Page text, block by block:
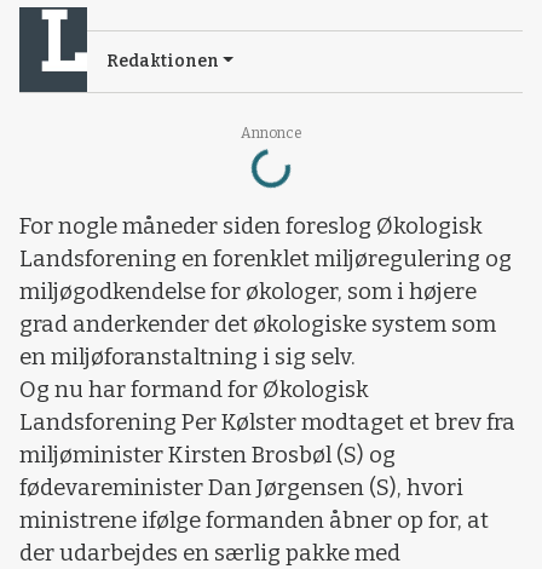
Annonce
Loading...
Redaktionen
For nogle måneder siden foreslog Økologisk
Landsforening en forenklet miljøregulering og
miljøgodkendelse for økologer, som i højere
grad anderkender det økologiske system som
en miljøforanstaltning i sig selv.
Og nu har formand for Økologisk
Landsforening Per Kølster modtaget et brev fra
miljøminister Kirsten Brosbøl (S) og
fødevareminister Dan Jørgensen (S), hvori
ministrene ifølge formanden åbner op for, at
der udarbejdes en særlig pakke med